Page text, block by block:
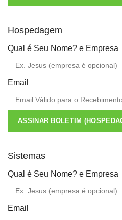
Hospedagem
Qual é Seu Nome? e Empresa
Email
ASSINAR BOLETIM
Sistemas
Qual é Seu Nome? e Empresa
Email